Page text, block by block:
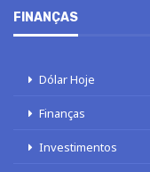
FINANÇAS
Dólar Hoje
Finanças
Investimentos